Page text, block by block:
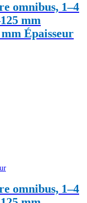
omnibus, 1–4
mm
Épaisseur
omnibus, 1–4